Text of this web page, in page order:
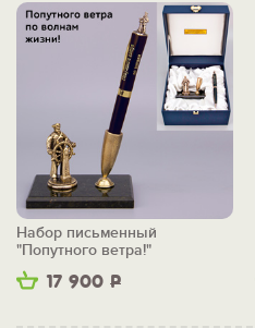
17 900 Р
Набор письменный
"Попутного ветра!"